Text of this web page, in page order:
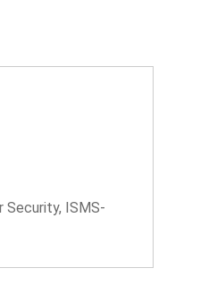
Security, ISMS-